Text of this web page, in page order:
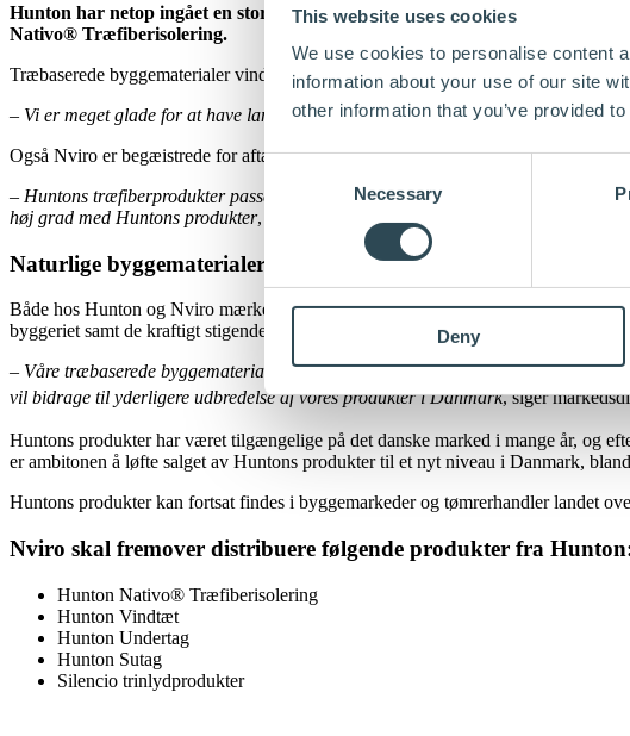
This website uses cookies
We use cookies to personalise content
information about your use of our site
other information that you’ve provided
Consent
Selection
Necessary
Deny
Hunton har netop ingået en stor eksklusivitetsaftale med Nviro. Aftalen
Nativo® Træfiberisolering.
Træbaserede byggematerialer vinder større og større indpas på de danske
– Vi er meget glade for at have landet en aftale med Nviro. Med den nye
Også Nviro er begæistrede for aftalen, der vil udøke deres muligheder for å
– Huntons træfiberprodukter passer perfekt til vores koncept. Samtidig er det
høj grad med Huntons produkter, fortæller Jens Engbo Norddal, adm. direktør i
Naturlige byggematerialer efterspørges
Både hos Hunton og Nviro mærker man en stigende interesse for træbaserede
byggeriet samt de kraftigt stigende energipriser.
– Våre træbaserede byggematerialer lagrer større mængder CO , end der
vil bidrage til yderligere udbredelse af vores produkter i Danmark, siger
Huntons produkter har været tilgængelige på det danske marked i mange år, og
er ambitonen å løfte salget av Huntons produkter til et nyt niveau i Danmark,
Huntons produkter kan fortsat findes i byggemarkeder og tømrerhandler landet
Nviro skal fremover distribuere følgende produkter fra
Hunton Nativo® Træfiberisolering
Hunton Vindtæt
Hunton Undertag
Hunton Sutag
Silencio trinlydprodukter